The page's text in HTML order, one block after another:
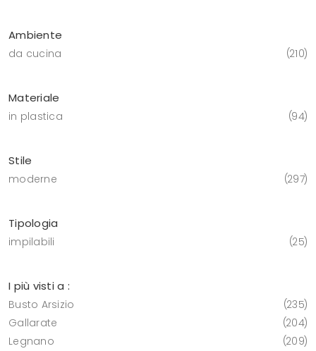
Ambiente
da cucina 210
Materiale
in plastica 94
Stile
moderne 297
Tipologia
impilabili 25
I più visti a :
Busto Arsizio
235
Gallarate
204
Legnano
209